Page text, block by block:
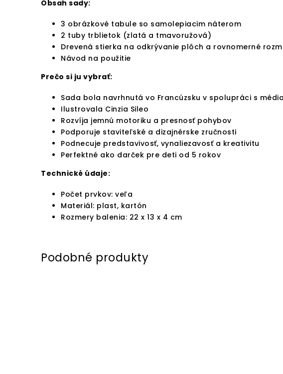
Obsah sady:
3 obrázkové tabule so samolepiacim náterom
2 tuby trblietok (zlatá a tmavoružová)
Drevená stierka na odkrývanie plôch a rovnomerné
Návod na použitie
Prečo si ju vybrať:
Sada bola navrhnutá vo Francúzsku v spolupráci s
Ilustrovala Cinzia Sileo
Rozvíja jemnú motoriku a presnosť pohybov
Podporuje staviteľské a dizajnérske zručnosti
Podnecuje predstavivosť, vynaliezavosť a kreativitu
Perfektné ako darček pre deti od 5 rokov
Technické údaje:
Počet prvkov: veľa
Materiál: plast, kartón
Rozmery balenia: 22 x 13 x 4 cm